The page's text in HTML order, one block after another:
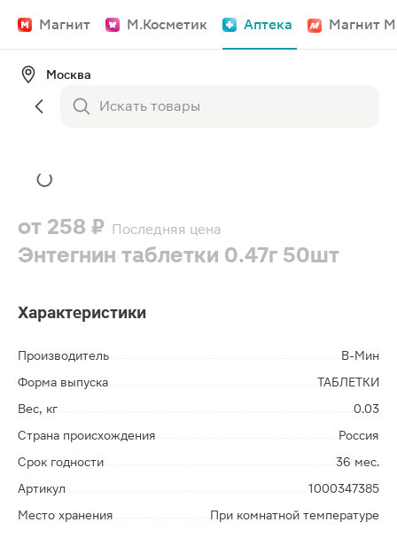
Магнит М.Косметик Аптека Магнит
Москва
от 258 ₽ Последняя цена
Энтегнин таблетки 0.47г 50шт
Характеристики
Производитель
В-Мин
Форма выпуска
ТАБЛЕТКИ
Вес, кг
0.03
Страна происхождения
Россия
Срок годности
36 мес.
Артикул
1000347385
Место хранения
При комнатной температуре